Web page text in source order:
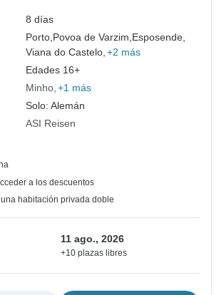
8 días
Porto, Povoa de Varzim, Esposende,
Viana do Castelo, +2 más
Edades 16+
Minho +1 más
Solo: Alemán
ASI Reisen
a los descuentos
habitación privada doble
11 ago., 2026
+10 plazas libres